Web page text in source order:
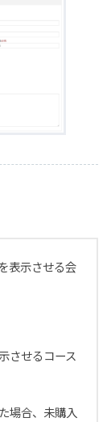
表示させる会
させるコース
場合、未購入